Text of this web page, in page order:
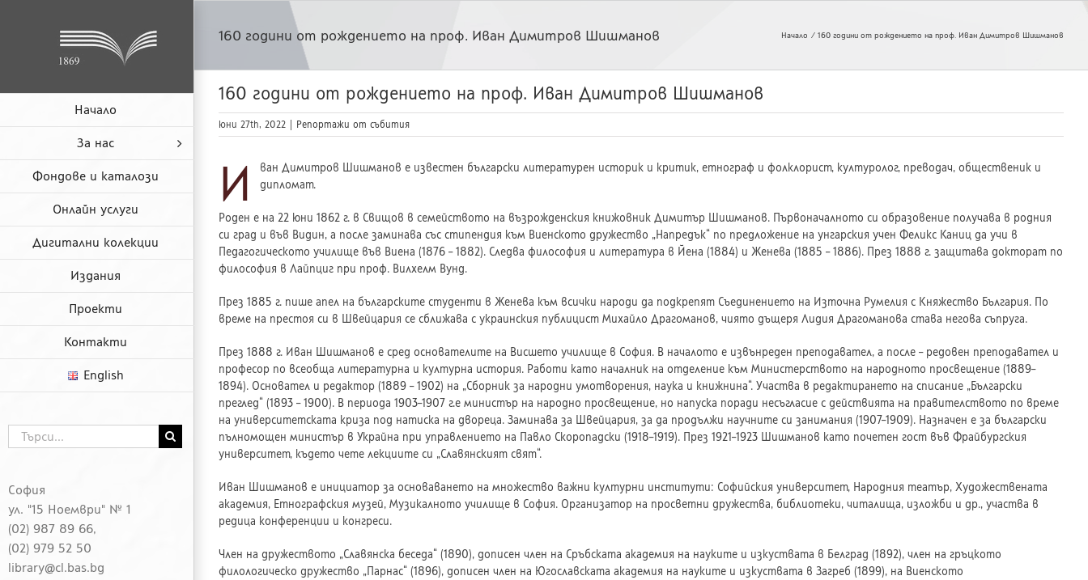
Начало
За нас
Фондове и каталози
Онлайн услуги
Дигитални колекции
Издания
Проекти
Контакти
English
София
ул. "15 Ноември" № 1
(02) 987 89 66,
(02) 979 52 50
library@cl.bas.bg
Търсене
...
160 години от рождението на проф. Иван Димитров Шишманов Начало 160 години от рождението на проф. Иван Димитров Шишманов
160 години от рождението на проф. Иван Димитров Шишманов
юни 27th, 2022 Репортажи от събития
И
ван Димитров Шишманов е известен български литературен историк и критик, етнограф и фолклорист, културолог, преводач, общественик и
дипломат.
Роден е на 22 юни 1862 г. в Свищов в семейството на възрожденския книжовник Димитър Шишманов. Първоначалното си образовение получава в родния
си град и във Видин, а после заминава със стипендия към Виенското дружество „Напредък“ по предложение на унгарския учен Феликс Каниц да учи в
Педагогическото училище във Виена (1876 – 1882). Следва философия и литература в Йена (1884) и Женева (1885 – 1886). През 1888 г. защитава докторат по
философия в Лайпциг при проф. Вилхелм Вунд.
През 1885 г. пише апел на българските студенти в Женева към всички народи да подкрепят Съединението на Източна Румелия с Княжество България. По
време на престоя си в Швейцария се сближава с украинския публицист Михайло Драгоманов, чиято дъщеря Лидия Драгоманова става негова съпруга.
През 1888 г. Иван Шишманов е сред основателите на Висшето училище в София. В началото е извънреден преподавател, а после – редовен преподавател и
професор по всеобща литературна и културна история. Работи като началник на отделение към Министерството на народното просвещение (1889–
1894). Основател и редактор (1889 – 1902) на „Сборник за народни умотворения, наука и книжнина“. Участва в редактирането на списание „Български
преглед“ (1893 – 1900). В периода 1903–1907 г.е министър на народно просвещение, но напуска поради несъгласие с действията на правителството по време
на университетската криза под натиска на двореца. Заминава за Швейцария, за да продължи научните си занимания (1907–1909). Назначен е за български
пълномощен министър в Украйна при управлението на Павло Скоропадски (1918–1919). През 1921–1923 Шишманов като почетен гост във Фрайбургския
университет, където чете лекциите си „Славянският свят“.
Иван Шишманов е инициатор за основаването на множество важни културни институти: Софийския университет, Народния театър, Художествената
академия, Етнографския музей, Музикалното училище в София. Организатор на просветни дружества, библиотеки, читалища, изложби и др., участва в
редица конференции и конгреси.
Член на дружеството „Славянска беседа“ (1890), дописен член на Сръбската академия на науките и изкуствата в Белград (1892), член на гръцкото
филологическо дружество „Парнас“ (1896), дописен член на Югославската академия на науките и изкуствата в Загреб (1899), на Виенското